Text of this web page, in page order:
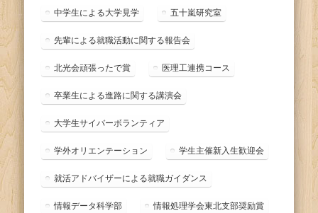
中学生による大学見学 五十嵐研究室
先輩による就職活動に関する報告会
北光会頑張ったで賞 医理工連携コース
卒業生による進路に関する講演会
大学生サイバーボランティア
学外オリエンテーション 学生主催新入生歓迎会
就活アドバイザーによる就職ガイダンス
情報データ科学部 情報処理学会東北支部奨励賞